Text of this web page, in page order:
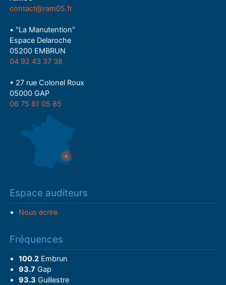
contact@ram05.fr
• "La Manutention"
Espace Delaroche
05200 EMBRUN
04 92 43 37 38
• 27 rue Colonel Roux
05000 GAP
06 75 81 05 85
Espace auditeurs
Nous écrire
Fréquences
100.2Embrun
93.7 Gap
93.3 Guillestre